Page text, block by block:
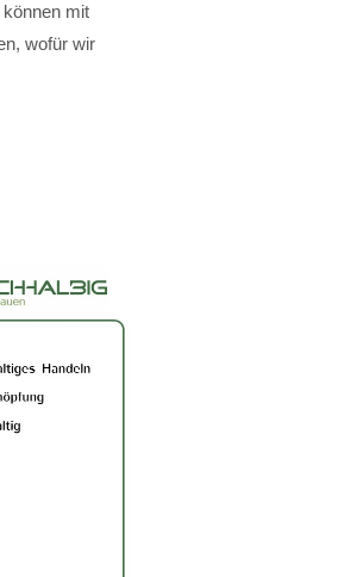
mit
wofür wir